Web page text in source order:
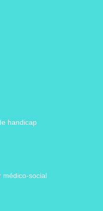
handicap
médico-social